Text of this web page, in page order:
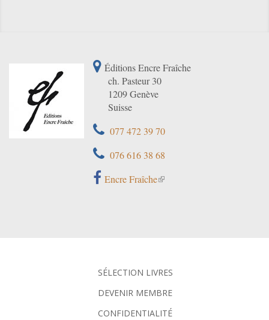
Éditions Encre Fraîche
ch. Pasteur 30
1209 Genève
Suisse
077 472 39 70
076 616 38 68
Encre Fraîche
SÉLECTION LIVRES
DEVENIR MEMBRE
CONFIDENTIALITÉ